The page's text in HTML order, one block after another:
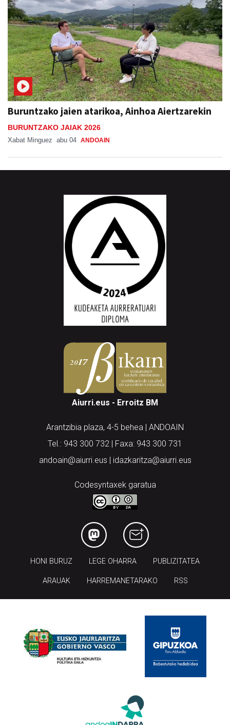
Buruntzako jaien atarikoa, Ainhoa Aiertzarekin
BURUNTZAKO JAIAK 2026
Xabat Minguez abu 04 ANDOAIN
Aiurri.eus - Erroitz BM
Arantzibia plaza, 4-5 behea | ANDOAIN
Tel.: 943 300 732 | Faxa: 943 300 731
andoain@aiurri.eus | idazkaritza@aiurri.eus
Codesyntaxek garatua
HONI BURUZ LEGE OHARRA PUBLIZITATEA
ARAUAK HARREMANETARAKO RSS